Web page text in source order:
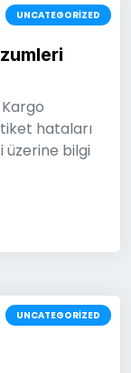
UNCATEGORIZED
hataları
üzerine bilgi
UNCATEGORIZED